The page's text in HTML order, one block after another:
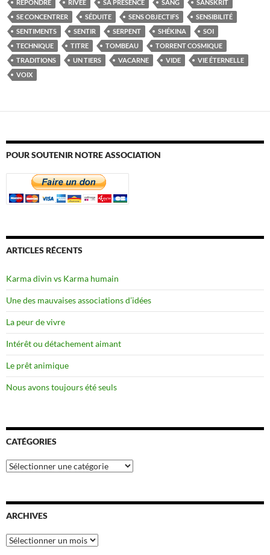
RÉPONDRE RIVÉE SA PRÉSENCE SANG
SANSKRIT
SE CONCENTRER
SÉDUITE SENS OBJECTIFS
SENSIBILITÉ
SENTIMENTS
SENTIR SERPENT SHÉKINA
SOI
TECHNIQUE
TITRE TOMBEAU
TORRENT COSMIQUE
TRADITIONS
UN TIERS VACARNE VIDE
VIE ÉTERNELLE
VOIX
POUR SOUTENIR NOTRE ASSOCIATION
ARTICLES RÉCENTS
Karma divin vs Karma humain
Une des mauvaises associations d’idées
La peur de vivre
Intérêt ou détachement aimant
Le prêt animique
Nous avons toujours été seuls
CATÉGORIES
Catégories
ARCHIVES
Archives